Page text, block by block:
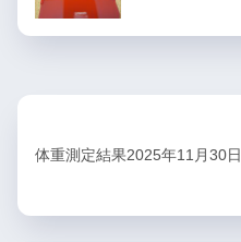
体重測定結果2025年11月30日